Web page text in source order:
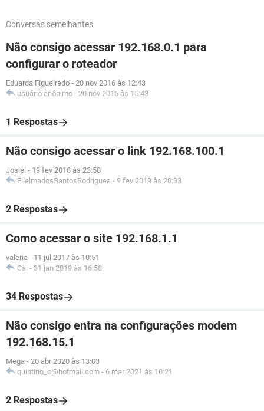
Conversas semelhantes
Não consigo acessar 192.168.0.1 para
configurar o roteador
Eduarda Figueiredo - 20 nov 2016 às 12:43
usuário anônimo - 20 nov 2016 às 15:43
1 Respostas
Não consigo acessar o link 192.168.100.1
Josiel - 19 fev 2018 às 23:58
ElielmadosSantosRodrigues - 9 fev 2019 às 20:33
2 Respostas
Como acessar o site 192.168.1.1
valeria - 11 jul 2017 às 10:51
Cai - 31 jan 2019 às 16:58
34 Respostas
Não consigo entra na configurações modem
192.168.15.1
Mega - 20 abr 2020 às 13:03
quintino_c@hotmail.com - 6 mar 2021 às 10:21
2 Respostas